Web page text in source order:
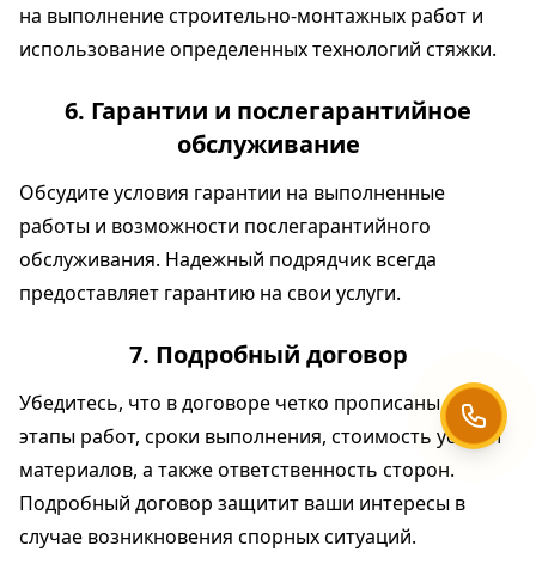
на выполнение строительно-монтажных работ и
использование определенных технологий стяжки.
6. Гарантии и послегарантийное
обслуживание
Обсудите условия гарантии на выполненные
работы и возможности послегарантийного
обслуживания. Надежный подрядчик всегда
предоставляет гарантию на свои услуги.
7. Подробный договор
Убедитесь, что в договоре четко прописаны все
этапы работ, сроки выполнения, стоимость услуг и
материалов, а также ответственность сторон.
Подробный договор защитит ваши интересы в
случае возникновения спорных ситуаций.